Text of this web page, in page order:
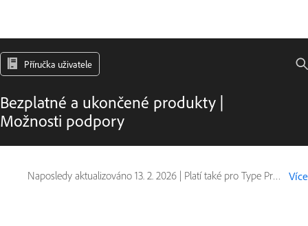
Příručka uživatele
Bezplatné a ukončené produkty |
Možnosti podpory
Naposledy aktualizováno 13. 2. 2026 | Platí také pro Type Products Více